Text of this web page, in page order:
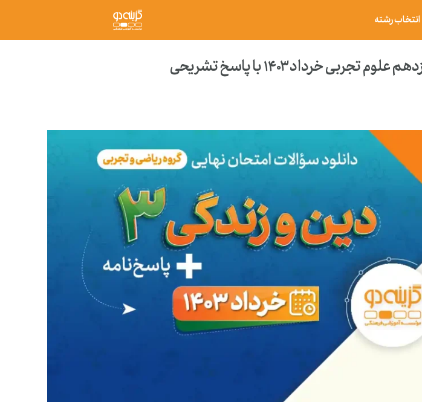
انتخاب رشته